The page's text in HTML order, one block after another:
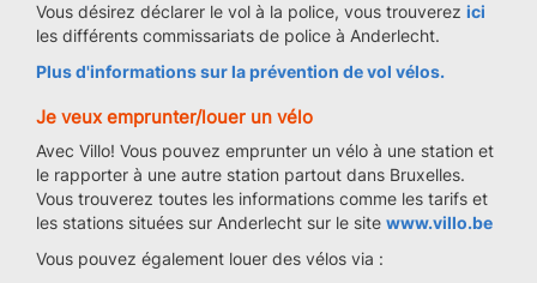
Vous désirez déclarer le vol à la police, vous trouverez ici
les différents commissariats de police à Anderlecht.
Plus d'informations sur la prévention de vol vélos.
Je veux emprunter/louer un vélo
Avec Villo! Vous pouvez emprunter un vélo à une station et
le rapporter à une autre station partout dans Bruxelles.
Vous trouverez toutes les informations comme les tarifs et
les stations situées sur Anderlecht sur le site www.villo.be
Vous pouvez également louer des vélos via :